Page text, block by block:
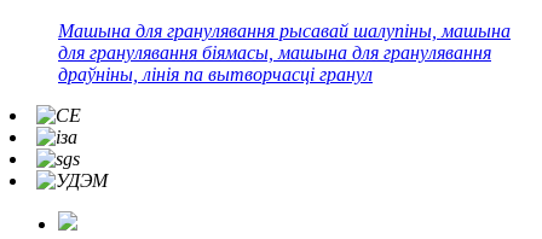
Машына для гранулявання рысавай шалупіны, машына
для гранулявання біямасы, машына для гранулявання
драўніны, лінія па вытворчасці гранул